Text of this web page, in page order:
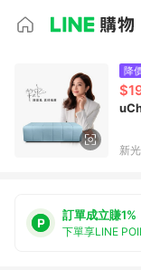
降
新
訂單成立賺1%
下單享LINE